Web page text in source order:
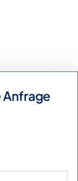
Anfrage